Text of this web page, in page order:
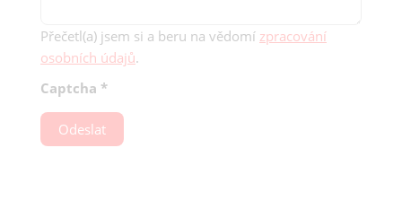
Přečetl(a) jsem si a beru na vědomí zpracování
osobních údajů.
Captcha *
Odeslat